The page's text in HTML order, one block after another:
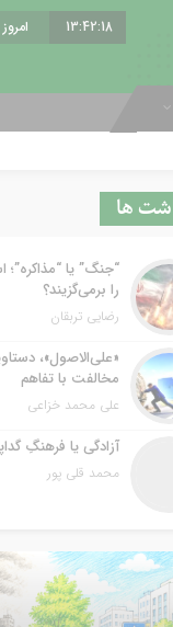
13:42:19 امروز :
ها
“جنگ” یا “مذاکره”؛
را برمی‌گزیند؟
رضایی تربقان
«علی‌الاصول»،
مخالفت با تفاهم
علی محمد خزاعی
آزادگی یا فرهنگِ
محمد قلی پور